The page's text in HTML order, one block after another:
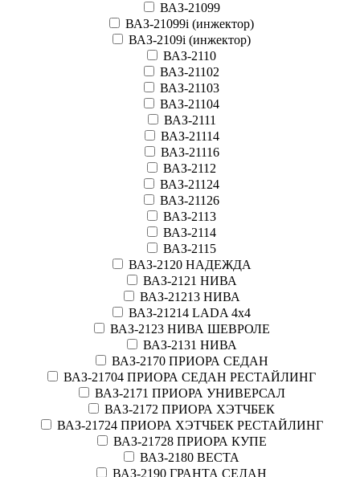
ВАЗ-21099
ВАЗ-21099i (инжектор)
ВАЗ-2109i (инжектор)
ВАЗ-2110
ВАЗ-21102
ВАЗ-21103
ВАЗ-21104
ВАЗ-2111
ВАЗ-21114
ВАЗ-21116
ВАЗ-2112
ВАЗ-21124
ВАЗ-21126
ВАЗ-2113
ВАЗ-2114
ВАЗ-2115
ВАЗ-2120 НАДЕЖДА
ВАЗ-2121 НИВА
ВАЗ-21213 НИВА
ВАЗ-21214 LADA 4х4
ВАЗ-2123 НИВА ШЕВРОЛЕ
ВАЗ-2131 НИВА
ВАЗ-2170 ПРИОРА СЕДАН
ВАЗ-21704 ПРИОРА СЕДАН РЕСТАЙЛИНГ
ВАЗ-2171 ПРИОРА УНИВЕРСАЛ
ВАЗ-2172 ПРИОРА ХЭТЧБЕК
ВАЗ-21724 ПРИОРА ХЭТЧБЕК РЕСТАЙЛИНГ
ВАЗ-21728 ПРИОРА КУПЕ
ВАЗ-2180 ВЕСТА
ВАЗ-2190 ГРАНТА СЕДАН